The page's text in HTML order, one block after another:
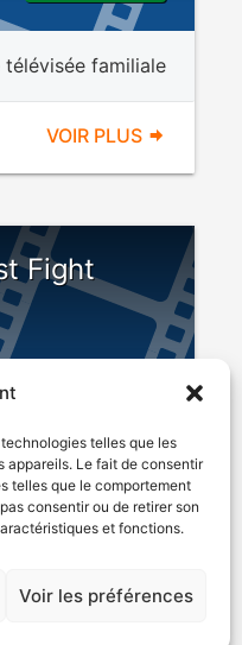
telles que les
appareils. Le fait de consentir
telles que le comportement
consentir ou de retirer son
et fonctions.
Voir les préférences
télévisée familiale
VOIR PLUS
Fight
télévisée familiale
VOIR PLUS